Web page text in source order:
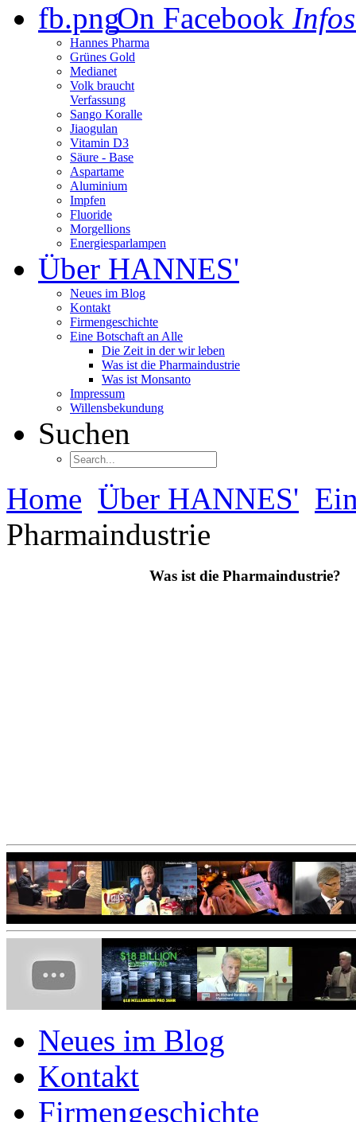
On Facebook
Hannes Pharma
Grünes Gold
Medianet
Volk braucht
Verfassung
Sango Koralle
Jiaogulan
Vitamin D3
Säure - Base
Aspartame
Aluminium
Impfen
Fluoride
Morgellions
Energiesparlampen
Über HANNES'
Neues im Blog
Kontakt
Firmengeschichte
Eine Botschaft an Alle
Die Zeit in der wir leben
Was ist die Pharmaindustrie
Was ist Monsanto
Impressum
Willensbekundung
Suchen
Home Über HANNES'
Pharmaindustrie
Was ist die Pharmaindustrie?
Neues im Blog
Kontakt
Firmengeschichte